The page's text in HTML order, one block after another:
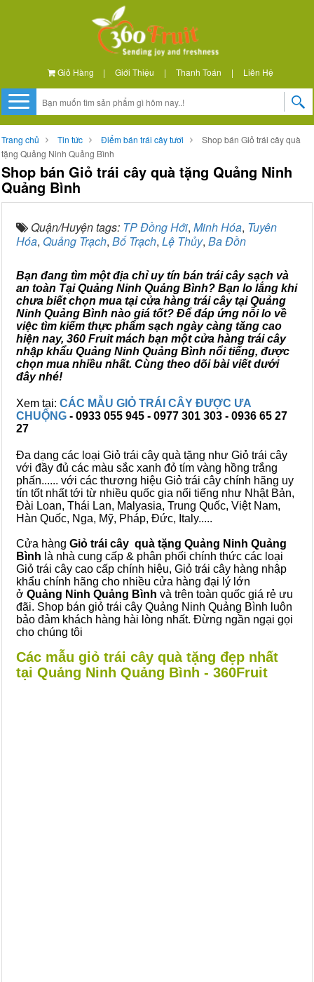
Giỏ Hàng | Giới Thiệu | Thanh Toán | Liên Hệ
Trang chủ Tin tức Điểm bán trái cây tươi
Shop bán Giỏ trái cây quà
tặng Quảng Ninh Quảng Bình
Shop bán Giỏ trái cây quà tặng Quảng Ninh
Quảng Bình
Quận/Huyện tags: TP Đồng Hới, Minh Hóa, Tuyên
Hóa, Quảng Trạch, Bố Trạch, Lệ Thủy, Ba Đồn
Bạn đang tìm một địa chỉ uy tín bán trái cây sạch và
an toàn Tại Quảng Ninh Quảng Bình? Bạn lo lắng khi
chưa biết chọn mua tại cửa hàng trái cây tại Quảng
Ninh Quảng Bình nào giá tốt? Để đáp ứng nỗi lo về
việc tìm kiếm thực phẩm sạch ngày càng tăng cao
hiện nay, 360 Fruit mách bạn một cửa hàng trái cây
nhập khẩu Quảng Ninh Quảng Bình nổi tiếng, được
chọn mua nhiều nhất. Cùng theo dõi bài viết dưới
đây nhé!
Xem tại: CÁC MẪU GIỎ TRÁI CÂY ĐƯỢC ƯA
CHUỘNG - 0933 055 945 - 0977 301 303 - 0936 65 27
27
Đa dạng các loại Giỏ trái cây quà tặng như Giỏ trái cây
với đầy đủ các màu sắc xanh đỏ tím vàng hồng trắng
phấn...... với các thương hiệu Giỏ trái cây chính hãng uy
tín tốt nhất tới từ nhiều quốc gia nổi tiếng như Nhật Bản,
Đài Loan, Thái Lan, Malyasia, Trung Quốc, Việt Nam,
Hàn Quốc, Nga, Mỹ, Pháp, Đức, Italy.....
Cửa hàng Giỏ trái cây quà tặng Quảng Ninh Quảng
Bình là nhà cung cấp & phân phối chính thức các loại
Giỏ trái cây cao cấp chính hiệu, Giỏ trái cây hàng nhập
khẩu chính hãng cho nhiều cửa hàng đại lý lớn
ở Quảng Ninh Quảng Bình và trên toàn quốc giá rẻ ưu
đãi. Shop bán giỏ trái cây Quảng Ninh Quảng Bình luôn
bảo đảm khách hàng hài lòng nhất. Đừng ngần ngại gọi
cho chúng tôi
Các mẫu giỏ trái cây quà tặng đẹp nhất
tại Quảng Ninh Quảng Bình - 360Fruit